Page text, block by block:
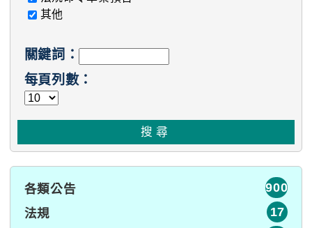
其他
關鍵詞：
每頁列數：
各類公告
900
法規
17